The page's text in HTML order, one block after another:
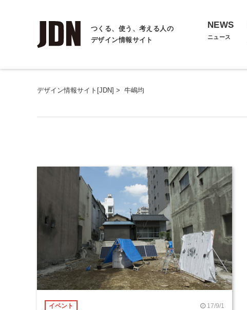
つくる、使う、考える人の
デザイン情報サイト
NEWS
ニュース
デザイン情報サイト[JDN] > 牛嶋均
イベント 17/9/1